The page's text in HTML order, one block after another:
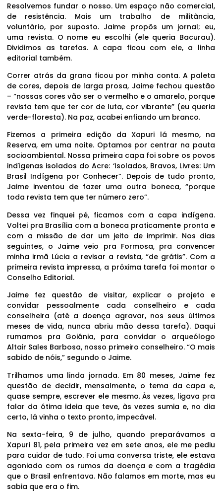
Resolvemos fundar o nosso. Um espaço não comercial,
de resistência. Mais um trabalho de militância,
voluntário, por suposto. Jaime propôs um jornal; eu,
uma revista. O nome eu escolhi (ele queria Bacurau).
Dividimos as tarefas. A capa ficou com ele, a linha
editorial também.
Correr atrás da grana ficou por minha conta. A paleta
de cores, depois de larga prosa, Jaime fechou questão
– “nossas cores vão ser o vermelho e o amarelo, porque
revista tem que ter cor de luta, cor vibrante” (eu queria
verde-floresta). Na paz, acabei enfiando um branco.
Fizemos a primeira edição da Xapuri lá mesmo, na
Reserva, em uma noite. Optamos por centrar na pauta
socioambiental. Nossa primeira capa foi sobre os povos
indígenas isolados do Acre: ‘Isolados, Bravos, Livres: Um
Brasil Indígena por Conhecer”. Depois de tudo pronto,
Jaime inventou de fazer uma outra boneca, “porque
toda revista tem que ter número zero”.
Dessa vez finquei pé, ficamos com a capa indígena.
Voltei pra Brasília com a boneca praticamente pronta e
com a missão de dar um jeito de imprimir. Nos dias
seguintes, o Jaime veio pra Formosa, pra convencer
minha irmã Lúcia a revisar a revista, “de grátis”. Com a
primeira revista impressa, a próxima tarefa foi montar o
Conselho Editorial.
Jaime fez questão de visitar, explicar o projeto e
convidar pessoalmente cada conselheiro e cada
conselheira (até a doença agravar, nos seus últimos
meses de vida, nunca abriu mão dessa tarefa). Daqui
rumamos pra Goiânia, para convidar o arqueólogo
Altair Sales Barbosa, nosso primeiro conselheiro. “O mais
sabido de nóis,” segundo o Jaime.
Trilhamos uma linda jornada. Em 80 meses, Jaime fez
questão de decidir, mensalmente, o tema da capa e,
quase sempre, escrever ele mesmo. Às vezes, ligava pra
falar da ótima ideia que teve, às vezes sumia e, no dia
certo, lá vinha o texto pronto, impecável.
Na sexta-feira, 9 de julho, quando preparávamos a
Xapuri 81, pela primeira vez em sete anos, ele me pediu
para cuidar de tudo. Foi uma conversa triste, ele estava
agoniado com os rumos da doença e com a tragédia
que o Brasil enfrentava. Não falamos em morte, mas eu
sabia que era o fim.